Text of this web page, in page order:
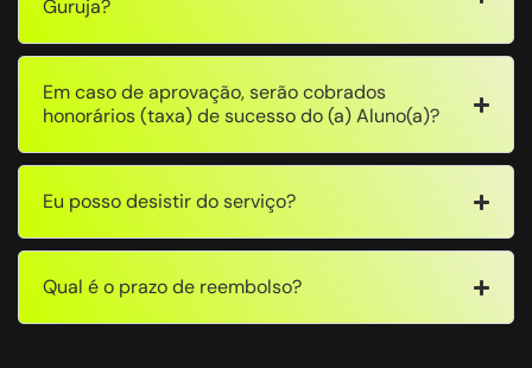
Guruja?
Em caso de aprovação, serão cobrados
honorários (taxa) de sucesso do (a) Aluno(a)?
Eu posso desistir do serviço?
Qual é o prazo de reembolso?